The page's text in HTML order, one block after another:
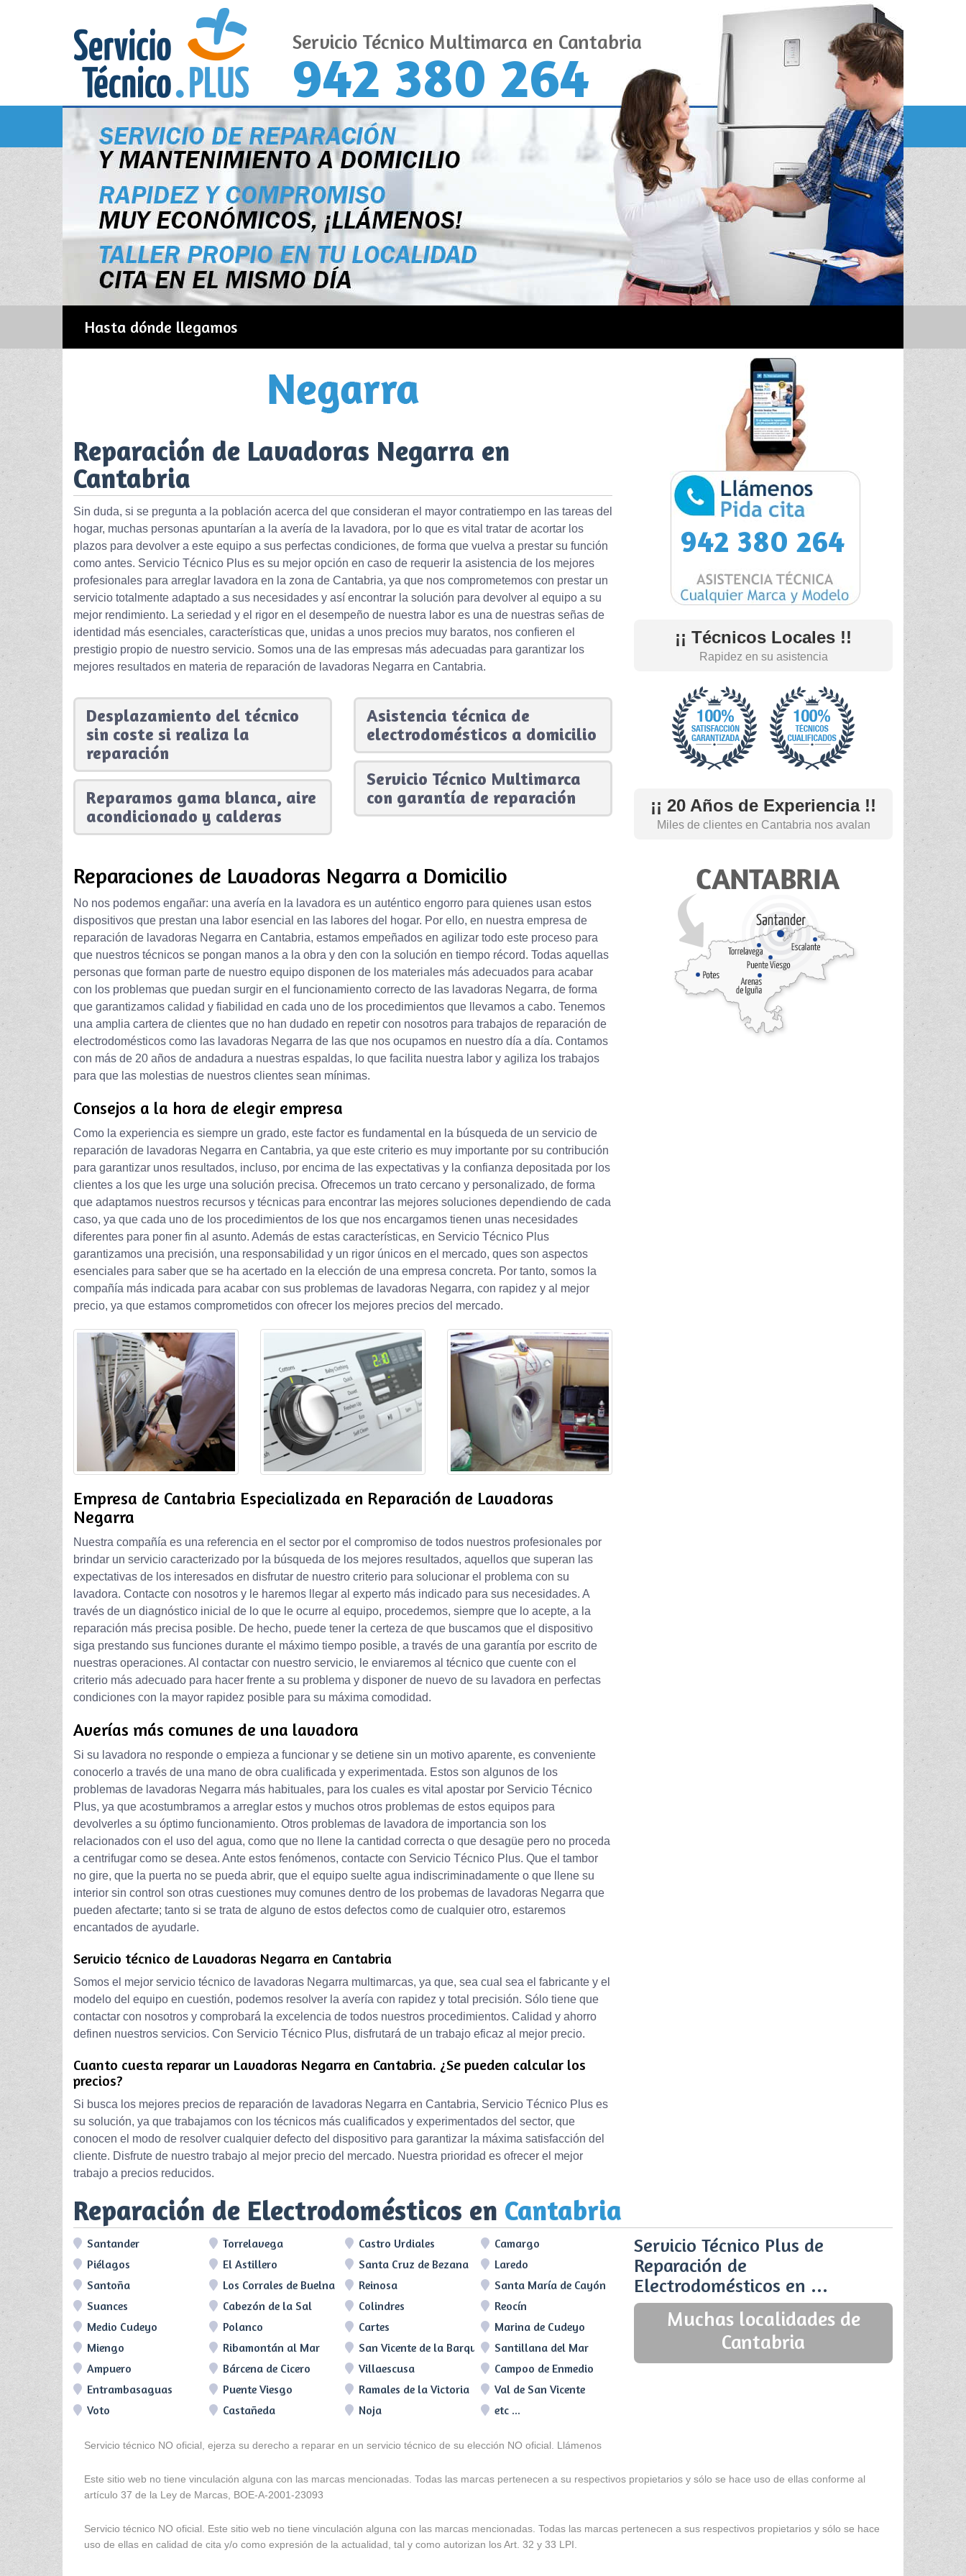
Servicio Técnico Multimarca en Cantabria
942 380 264
Hasta dónde llegamos
Reparación de Lavadoras Negarra en
Cantabria
Sin duda, si se pregunta a la población acerca del que consideran el mayor contratiempo en las tareas del
hogar, muchas personas apuntarían a la avería de la lavadora, por lo que es vital tratar de acortar los
plazos para devolver a este equipo a sus perfectas condiciones, de forma que vuelva a prestar su función
como antes. Servicio Técnico Plus es su mejor opción en caso de requerir la asistencia de los mejores
profesionales para arreglar lavadora en la zona de Cantabria, ya que nos comprometemos con prestar un
servicio totalmente adaptado a sus necesidades y así encontrar la solución para devolver al equipo a su
mejor rendimiento. La seriedad y el rigor en el desempeño de nuestra labor es una de nuestras señas de
identidad más esenciales, características que, unidas a unos precios muy baratos, nos confieren el
prestigio propio de nuestro servicio. Somos una de las empresas más adecuadas para garantizar los
mejores resultados en materia de reparación de lavadoras Negarra en Cantabria.
Desplazamiento del técnico
sin coste si realiza la
reparación
Reparamos gama blanca, aire
acondicionado y calderas
Asistencia técnica de
electrodomésticos a domicilio
Servicio Técnico Multimarca
con garantía de reparación
Reparaciones de Lavadoras Negarra a Domicilio
No nos podemos engañar: una avería en la lavadora es un auténtico engorro para quienes usan estos
dispositivos que prestan una labor esencial en las labores del hogar. Por ello, en nuestra empresa de
reparación de lavadoras Negarra en Cantabria, estamos empeñados en agilizar todo este proceso para
que nuestros técnicos se pongan manos a la obra y den con la solución en tiempo récord. Todas aquellas
personas que forman parte de nuestro equipo disponen de los materiales más adecuados para acabar
con los problemas que puedan surgir en el funcionamiento correcto de las lavadoras Negarra, de forma
que garantizamos calidad y fiabilidad en cada uno de los procedimientos que llevamos a cabo. Tenemos
una amplia cartera de clientes que no han dudado en repetir con nosotros para trabajos de reparación de
electrodomésticos como las lavadoras Negarra de las que nos ocupamos en nuestro día a día. Contamos
con más de 20 años de andadura a nuestras espaldas, lo que facilita nuestra labor y agiliza los trabajos
para que las molestias de nuestros clientes sean mínimas.
Consejos a la hora de elegir empresa
Como la experiencia es siempre un grado, este factor es fundamental en la búsqueda de un servicio de
reparación de lavadoras Negarra en Cantabria, ya que este criterio es muy importante por su contribución
para garantizar unos resultados, incluso, por encima de las expectativas y la confianza depositada por los
clientes a los que les urge una solución precisa. Ofrecemos un trato cercano y personalizado, de forma
que adaptamos nuestros recursos y técnicas para encontrar las mejores soluciones dependiendo de cada
caso, ya que cada uno de los procedimientos de los que nos encargamos tienen unas necesidades
diferentes para poner fin al asunto. Además de estas características, en Servicio Técnico Plus
garantizamos una precisión, una responsabilidad y un rigor únicos en el mercado, ques son aspectos
esenciales para saber que se ha acertado en la elección de una empresa concreta. Por tanto, somos la
compañía más indicada para acabar con sus problemas de lavadoras Negarra, con rapidez y al mejor
precio, ya que estamos comprometidos con ofrecer los mejores precios del mercado.
Empresa de Cantabria Especializada en Reparación de Lavadoras
Negarra
Nuestra compañía es una referencia en el sector por el compromiso de todos nuestros profesionales por
brindar un servicio caracterizado por la búsqueda de los mejores resultados, aquellos que superan las
expectativas de los interesados en disfrutar de nuestro criterio para solucionar el problema con su
lavadora. Contacte con nosotros y le haremos llegar al experto más indicado para sus necesidades. A
través de un diagnóstico inicial de lo que le ocurre al equipo, procedemos, siempre que lo acepte, a la
reparación más precisa posible. De hecho, puede tener la certeza de que buscamos que el dispositivo
siga prestando sus funciones durante el máximo tiempo posible, a través de una garantía por escrito de
nuestras operaciones. Al contactar con nuestro servicio, le enviaremos al técnico que cuente con el
criterio más adecuado para hacer frente a su problema y disponer de nuevo de su lavadora en perfectas
condiciones con la mayor rapidez posible para su máxima comodidad.
Averías más comunes de una lavadora
Si su lavadora no responde o empieza a funcionar y se detiene sin un motivo aparente, es conveniente
conocerlo a través de una mano de obra cualificada y experimentada. Estos son algunos de los
problemas de lavadoras Negarra más habituales, para los cuales es vital apostar por Servicio Técnico
Plus, ya que acostumbramos a arreglar estos y muchos otros problemas de estos equipos para
devolverles a su óptimo funcionamiento. Otros problemas de lavadora de importancia son los
relacionados con el uso del agua, como que no llene la cantidad correcta o que desagüe pero no proceda
a centrifugar como se desea. Ante estos fenómenos, contacte con Servicio Técnico Plus. Que el tambor
no gire, que la puerta no se pueda abrir, que el equipo suelte agua indiscriminadamente o que llene su
interior sin control son otras cuestiones muy comunes dentro de los probemas de lavadoras Negarra que
pueden afectarte; tanto si se trata de alguno de estos defectos como de cualquier otro, estaremos
encantados de ayudarle.
Servicio técnico de Lavadoras Negarra en Cantabria
Somos el mejor servicio técnico de lavadoras Negarra multimarcas, ya que, sea cual sea el fabricante y el
modelo del equipo en cuestión, podemos resolver la avería con rapidez y total precisión. Sólo tiene que
contactar con nosotros y comprobará la excelencia de todos nuestros procedimientos. Calidad y ahorro
definen nuestros servicios. Con Servicio Técnico Plus, disfrutará de un trabajo eficaz al mejor precio.
Cuanto cuesta reparar un Lavadoras Negarra en Cantabria. ¿Se pueden calcular los
precios?
Si busca los mejores precios de reparación de lavadoras Negarra en Cantabria, Servicio Técnico Plus es
su solución, ya que trabajamos con los técnicos más cualificados y experimentados del sector, que
conocen el modo de resolver cualquier defecto del dispositivo para garantizar la máxima satisfacción del
cliente. Disfrute de nuestro trabajo al mejor precio del mercado. Nuestra prioridad es ofrecer el mejor
trabajo a precios reducidos.
942 380 264
¡¡ Técnicos Locales !!
Rapidez en su asistencia
¡¡ 20 Años de Experiencia !!
Miles de clientes en Cantabria nos avalan
Reparación de Electrodomésticos en Cantabria
Santander Torrelavega Castro Urdiales
Camargo
Piélagos
El Astillero Santa Cruz de Bezana
Laredo
Santoña
Los Corrales de Buelna Reinosa
Santa María de Cayón
Suances
Cabezón de la Sal Colindres
Reocín
Medio Cudeyo
Polanco Cartes
Marina de Cudeyo
Miengo
Ribamontán al Mar San Vicente de la Barquera Santillana del Mar
Ampuero
Bárcena de Cicero Villaescusa
Campoo de Enmedio
Entrambasaguas
Puente Viesgo Ramales de la Victoria
Val de San Vicente
Voto
Castañeda Noja etc ...
Servicio Técnico Plus de
Reparación de
Electrodomésticos en ...
Muchas localidades de
Cantabria
Servicio técnico NO oficial, ejerza su derecho a reparar en un servicio técnico de su elección NO oficial. Llámenos
Este sitio web no tiene vinculación alguna con las marcas mencionadas. Todas las marcas pertenecen a su respectivos propietarios y sólo se hace uso de ellas conforme al
artículo 37 de la Ley de Marcas, BOE-A-2001-23093
Servicio técnico NO oficial. Este sitio web no tiene vinculación alguna con las marcas mencionadas. Todas las marcas pertenecen a sus respectivos propietarios y sólo se hace
uso de ellas en calidad de cita y/o como expresión de la actualidad, tal y como autorizan los Art. 32 y 33 LPI.